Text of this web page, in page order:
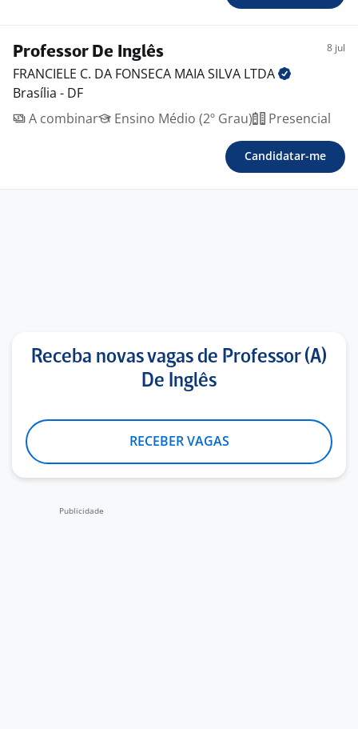
Professor De Inglês 8 jul
FRANCIELE C. DA FONSECA MAIA SILVA LTDA
Brasília - DF
A combinar
Ensino Médio (2º Grau) Presencial
Candidatar-me
Receba novas vagas de Professor (A)
De Inglês
RECEBER VAGAS